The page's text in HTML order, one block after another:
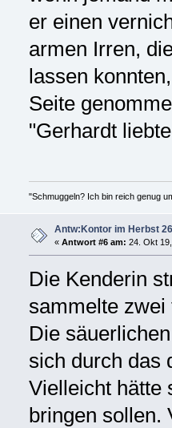
er einen
armen Irren,
lassen
Seite
"Gerhardt
"Schmuggeln? Ich bin reich genug
Antw:Kontor im Herbst
« Antwort #6 am: 24. Okt
Die Kenderin
sammelte
Die
sich durch das
Vielleicht hätte
bringen sollen.